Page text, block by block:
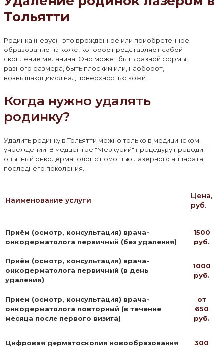
Тольятти
Родинка (невус) –это врожденное или приобретенное
образование на коже, которое представляет собой
скопление меланина. Оно может быть разной формы,
разного размера, быть плоским или, наоборот,
возвышающимся над поверхностью кожи.
Когда нужно удалять
родинку?
Удалить родинку в Тольятти можно только в медицинском
учреждении. В медцентре "Меркурий" процедуру проводит
опытный онкодерматолог с помощью лазерного аппарата
последнего поколения.
Наименование услуги
Цена,
руб.
Приём (осмотр, консультация) врача-
онкодерматолога первичный (без удаления)
1500
руб.
Приём (осмотр, консультация) врача-
онкодерматолога первичный (в день
удаления)
1000
руб.
Прием (осмотр, консультация) врача-
онкодерматолога повторный (в течение
месяца после первого визита)
от
650
руб.
Цифровая дерматоскопия новообразования
300